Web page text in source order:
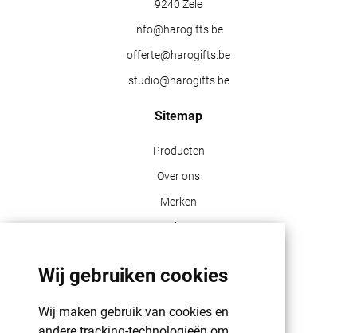
Wij gebruiken cookies
Wij maken gebruik van cookies en
9240 Zele
info@harogifts.be
offerte@harogifts.be
studio@harogifts.be
Sitemap
Producten
Over ons
Merken
Blog
GDPR | PRIVACY POLICY | HAROGIFTS